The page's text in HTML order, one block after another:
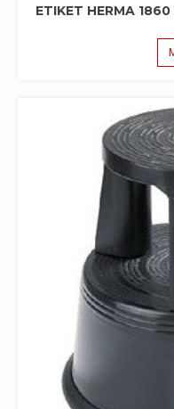
ETIKET HERMA